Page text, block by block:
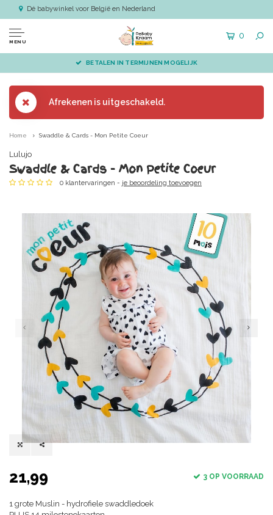
Dé babywinkel voor België en Nederland
MENU
0
BETALEN IN TERMIJNEN MOGELIJK
Afrekenen is uitgeschakeld.
Home Swaddle & Cards - Mon Petite Coeur
Lulujo
Swaddle & Cards - Mon Petite Coeur
0 klantervaringen - je beoordeling toevoegen
21,99 3 OP VOORRAAD
1 grote Muslin - hydrofiele swaddledoek